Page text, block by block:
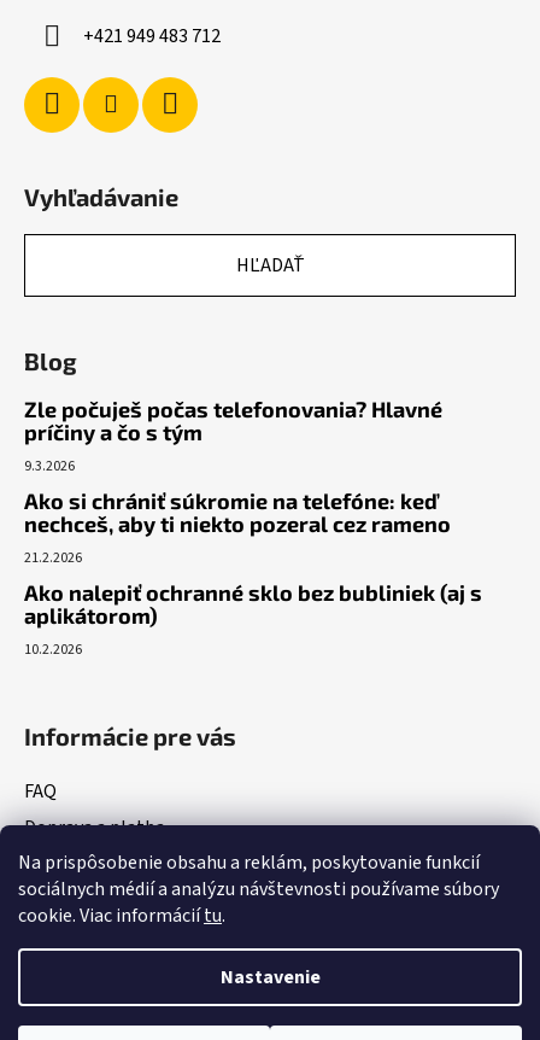
Na prispôsobenie obsahu a reklám, poskytovanie funkcií
sociálnych médií a analýzu návštevnosti používame súbory
cookie. Viac informáciítu.
Nastavenie
+421 949 483 712
Vyhľadávanie
HĽADAŤ
Blog
Zle počuješ počas telefonovania? Hlavné
príčiny a čo s tým
9.3.2026
Ako si chrániť súkromie na telefóne: keď
nechceš, aby ti niekto pozeral cez rameno
21.2.2026
Ako nalepiť ochranné sklo bez bubliniek (aj s
aplikátorom)
10.2.2026
Informácie pre vás
FAQ
Doprava a platba
Vrátenie tovaru
Obchodné podmienky
Vytvoril Shoptet